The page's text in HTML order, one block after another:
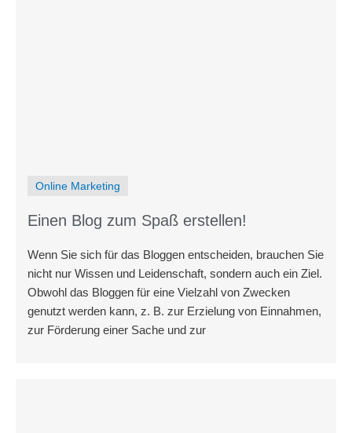
Online Marketing
Einen Blog zum Spaß erstellen!
Wenn Sie sich für das Bloggen entscheiden, brauchen Sie
nicht nur Wissen und Leidenschaft, sondern auch ein Ziel.
Obwohl das Bloggen für eine Vielzahl von Zwecken
genutzt werden kann, z. B. zur Erzielung von Einnahmen,
zur Förderung einer Sache und zur